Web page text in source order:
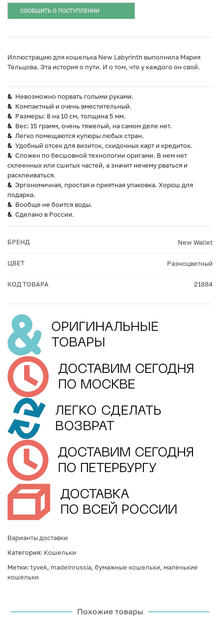
СООБЩИТЬ О ПОСТУПЛЕНИИ
Иллюстрацию для кошелька New Labyrinth выполнила Мария
Тельцова. Эта история о пути. И о том, что у каждого он свой.
Невозможно порвать голыми руками.
Компактный и очень вместительный.
Размеры: 8 на 10 см, толщина 5 мм.
Вес: 15 грамм, очень тяжелый, на самом деле нет.
Легко помещаются купюры любых стран.
Удобный отсек для визиток, скидочных карт и кредиток.
Сложен по бесшовной технологии оригами. В нем нет
склеенных или сшитых частей, а значит нечему рваться и
расклеиваться.
Эргономичная, простая и приятная упаковка. Хорош для
подарка.
Вообще не боится воды.
Сделано в России.
БРЕНД New Wallet
ЦВЕТ Разноцветный
КОД ТОВАРА 21884
Варианты доставки
Категория: Кошельки
Метки: tyvek, madeinrussia, бумажные кошельки, маленькие
кошельки
Похожие товары